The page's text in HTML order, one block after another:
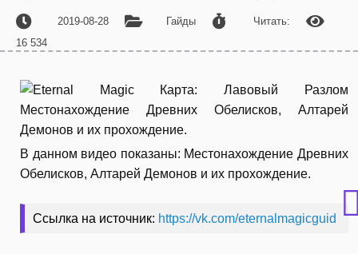
2019-08-28 Гайды
Читать:
16 534
В данном видео показаны: Местонахождение Древних
Обелисков, Алтарей Демонов и их прохождение.
Ссылка на источник: https://vk.com/eternalmagicguid